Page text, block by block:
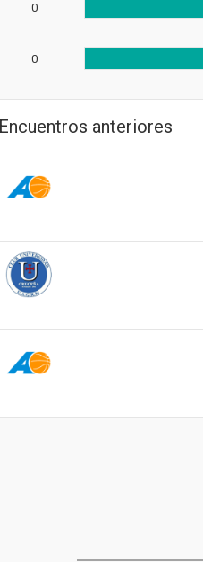
0
0
Encuentros anteriores